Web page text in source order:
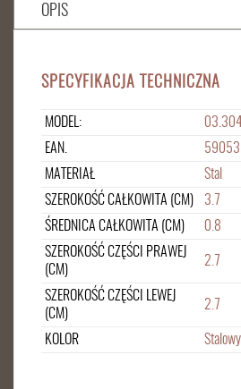
OPIS
SPECYFIKACJA TECHNICZNA
MODEL:
EAN.
MATERIAŁ
Stal
SZEROKOŚĆ CAŁKOWITA (CM)
3.7
ŚREDNICA CAŁKOWITA (CM)
0.8
SZEROKOŚĆ CZĘŚCI PRAWEJ
(CM)
2.7
SZEROKOŚĆ CZĘŚCI LEWEJ
(CM)
2.7
KOLOR Stalowy